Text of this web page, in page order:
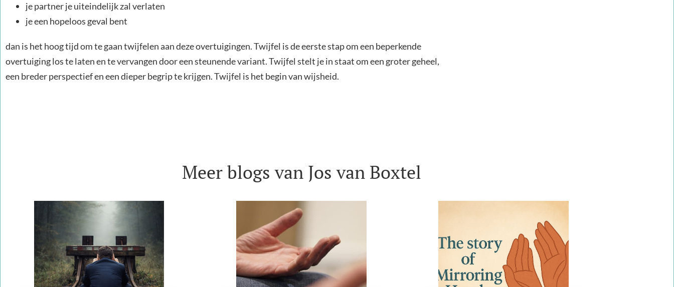
je partner je uiteindelijk zal verlaten
je een hopeloos geval bent
dan is het hoog tijd om te gaan twijfelen aan deze overtuigingen. Twijfel is de eerste stap om een beperkende
overtuiging los te laten en te vervangen door een steunende variant. Twijfel stelt je in staat om een groter geheel,
een breder perspectief en een dieper begrip te krijgen. Twijfel is het begin van wijsheid.
Meer blogs van Jos van Boxtel